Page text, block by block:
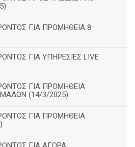
ΓΙΑ ΠΡΟΜΗΘΕΙΑ 8
ΓΙΑ ΥΠΗΡΕΣΙΕΣ LIVE
ΓΙΑ ΠΡΟΜΗΘΕΙΑ
(14/3/2025)
ΓΙΑ ΠΡΟΜΗΘΕΙΑ